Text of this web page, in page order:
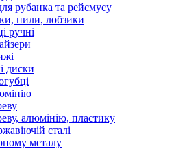
рубанка та рейсмусу
пили, лобзики
ручні
диски
алюмінію, пластику
сталі
металу